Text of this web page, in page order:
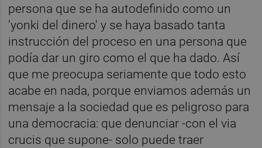
persona que se ha autodefinido como un
'yonki del dinero' y se haya basado tanta
instrucción del proceso en una persona que
podía dar un giro como el que ha dado. Así
que me preocupa seriamente que todo esto
acabe en nada, porque enviamos además un
mensaje a la sociedad que es peligroso para
una democracia: que denunciar -con el via
crucis que supone- solo puede traer